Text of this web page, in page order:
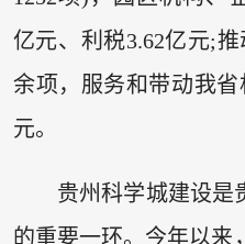
亿元、利税3.62亿元;
余项，服务和带动我
元。
贵州科学城建设是
的重要一环。今年以来